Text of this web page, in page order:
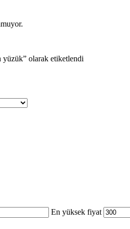
olarak etiketlendi
En yüksek fiyat